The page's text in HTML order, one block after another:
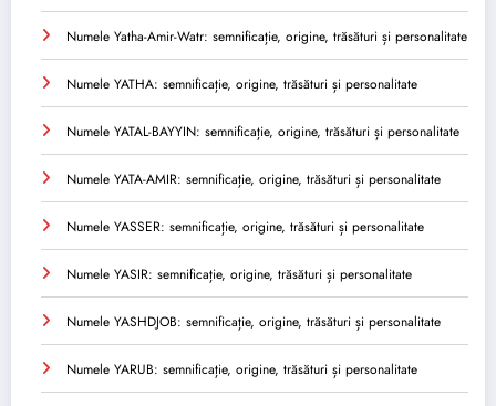
Numele Yatha-Amir-Watr: semnificație, origine, trăsături și personalitate
Numele YATHA: semnificație, origine, trăsături și personalitate
Numele YATAL-BAYYIN: semnificație, origine, trăsături și personalitate
Numele YATA-AMIR: semnificație, origine, trăsături și personalitate
Numele YASSER: semnificație, origine, trăsături și personalitate
Numele YASIR: semnificație, origine, trăsături și personalitate
Numele YASHDJOB: semnificație, origine, trăsături și personalitate
Numele YARUB: semnificație, origine, trăsături și personalitate